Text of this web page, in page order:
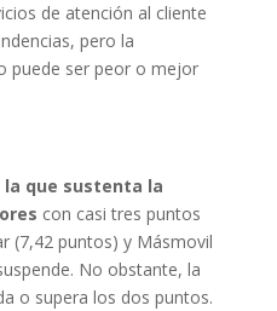
de atención al cliente
pero la
puede ser peor o mejor
que sustenta la
con casi tres puntos
(7,42 puntos) y Másmovil
No obstante, la
o supera los dos puntos.